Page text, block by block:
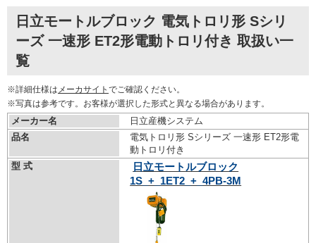
日立モートルブロック 電気トロリ形 Sシリ
ーズ 一速形 ET2形電動トロリ付き 取扱い一
覧
※詳細仕様は メーカサイト でご確認ください。
※写真は参考です。お客様が選択した形式と異なる場合があります。
メーカー名
日立産機システム
品名
電気トロリ形 Sシリーズ 一速形 ET2形電
動トロリ付き
型 式
日立モートルブロック
1S_+_1ET2_+_4PB-3M